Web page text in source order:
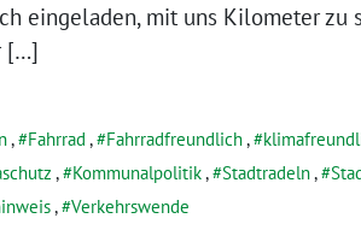
eingeladen, mit uns Kilometer zu
[…]
, Fahrrad , Fahrradfreundlich,
, Kommunalpolitik, Stadtradeln,
, Verkehrswende